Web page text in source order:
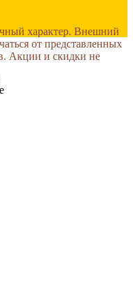
характер. Внешний
от представленных
Акции и скидки не